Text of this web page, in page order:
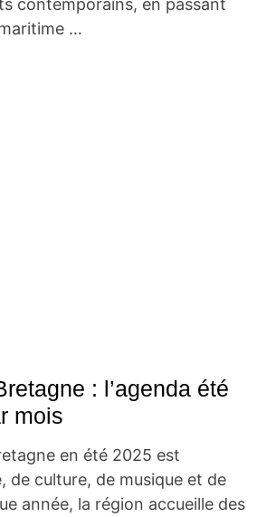
contemporains, en passant
…
: l’agenda été
mois
en été 2025 est
de culture, de musique et de
année, la région accueille des